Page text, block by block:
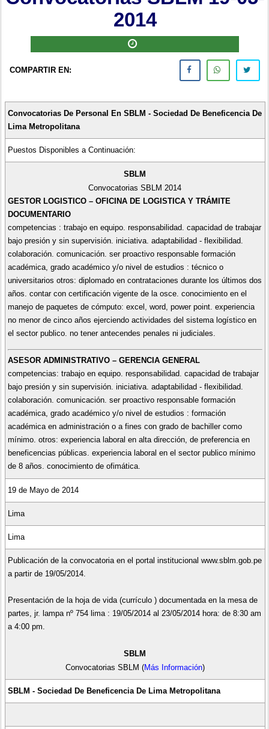
2014
COMPARTIR EN:
Convocatorias De Personal En SBLM - Sociedad De Beneficencia De
Lima Metropolitana
Puestos Disponibles a Continuación:
SBLM
Convocatorias SBLM 2014
GESTOR LOGISTICO – OFICINA DE LOGISTICA Y TRÁMITE
DOCUMENTARIO
competencias : trabajo en equipo. responsabilidad. capacidad de trabajar
bajo presión y sin supervisión. iniciativa. adaptabilidad - flexibilidad.
colaboración. comunicación. ser proactivo responsable formación
académica, grado académico y/o nivel de estudios : técnico o
universitarios otros: diplomado en contrataciones durante los últimos dos
años. contar con certificación vigente de la osce. conocimiento en el
manejo de paquetes de cómputo: excel, word, power point. experiencia
no menor de cinco años ejerciendo actividades del sistema logístico en
el sector publico. no tener antecendes penales ni judiciales.
ASESOR ADMINISTRATIVO – GERENCIA GENERAL
competencias: trabajo en equipo. responsabilidad. capacidad de trabajar
bajo presión y sin supervisión. iniciativa. adaptabilidad - flexibilidad.
colaboración. comunicación. ser proactivo responsable formación
académica, grado académico y/o nivel de estudios : formación
académica en administración o a fines con grado de bachiller como
mínimo. otros: experiencia laboral en alta dirección, de preferencia en
beneficencias públicas. experiencia laboral en el sector publico mínimo
de 8 años. conocimiento de ofimática.
19 de Mayo de 2014
Lima
Lima
Publicación de la convocatoria en el portal institucional www.sblm.gob.pe
a partir de 19/05/2014.
Presentación de la hoja de vida (currículo ) documentada en la mesa de
partes, jr. lampa nº 754 lima : 19/05/2014 al 23/05/2014 hora: de 8:30 am
a 4:00 pm.
SBLM
Convocatorias SBLM (Más Información)
SBLM - Sociedad De Beneficencia De Lima Metropolitana